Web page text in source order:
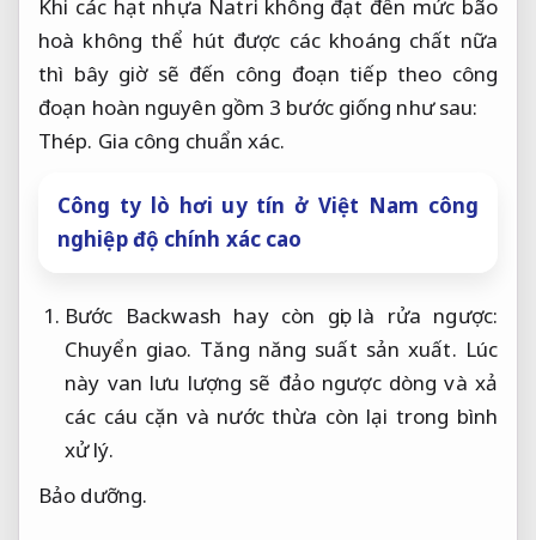
Khi các hạt nhựa Natri không đạt đến mức bão
hoà không thể hút được các khoáng chất nữa
thì bây giờ sẽ đến công đoạn tiếp theo công
đoạn hoàn nguyên gồm 3 bước giống như sau:
Thép. Gia công chuẩn xác.
Công ty lò hơi uy tín ở Việt Nam công
nghiệp độ chính xác cao
Bước Backwash hay còn gọi là rửa ngược:
Chuyển giao. Tăng năng suất sản xuất. Lúc
này van lưu lượng sẽ đảo ngược dòng và xả
các cáu cặn và nước thừa còn lại trong bình
xử lý.
Bảo dưỡng.